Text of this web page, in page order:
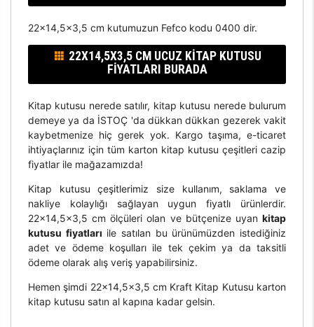
22x14,5x3,5 cm kutumuzun Fefco kodu 0400 dir.
22X14,5X3,5 CM UCUZ KITAP KUTUSU
FIYATLARI BURADA
Kitap kutusu nerede satılır, kitap kutusu nerede bulurum
demeye ya da İSTOÇ 'da dükkan dükkan gezerek vakit
kaybetmenize hiç gerek yok. Kargo taşıma, e-ticaret
ihtiyaçlarınız için tüm karton kitap kutusu çeşitleri cazip
fiyatlar ile mağazamızda!
Kitap kutusu çeşitlerimiz size kullanım, saklama ve
nakliye kolaylığı sağlayan uygun fiyatlı ürünlerdir.
22x14,5x3,5 cm ölçüleri olan ve bütçenize uyankitap
kutusu fiyatları ile satılan bu ürünümüzden istediğiniz
adet ve ödeme koşulları ile tek çekim ya da taksitli
ödeme olarak alış veriş yapabilirsiniz.
Hemen şimdi 22x14,5x3,5 cm Kraft Kitap Kutusu karton
kitap kutusu satın al kapına kadar gelsin.